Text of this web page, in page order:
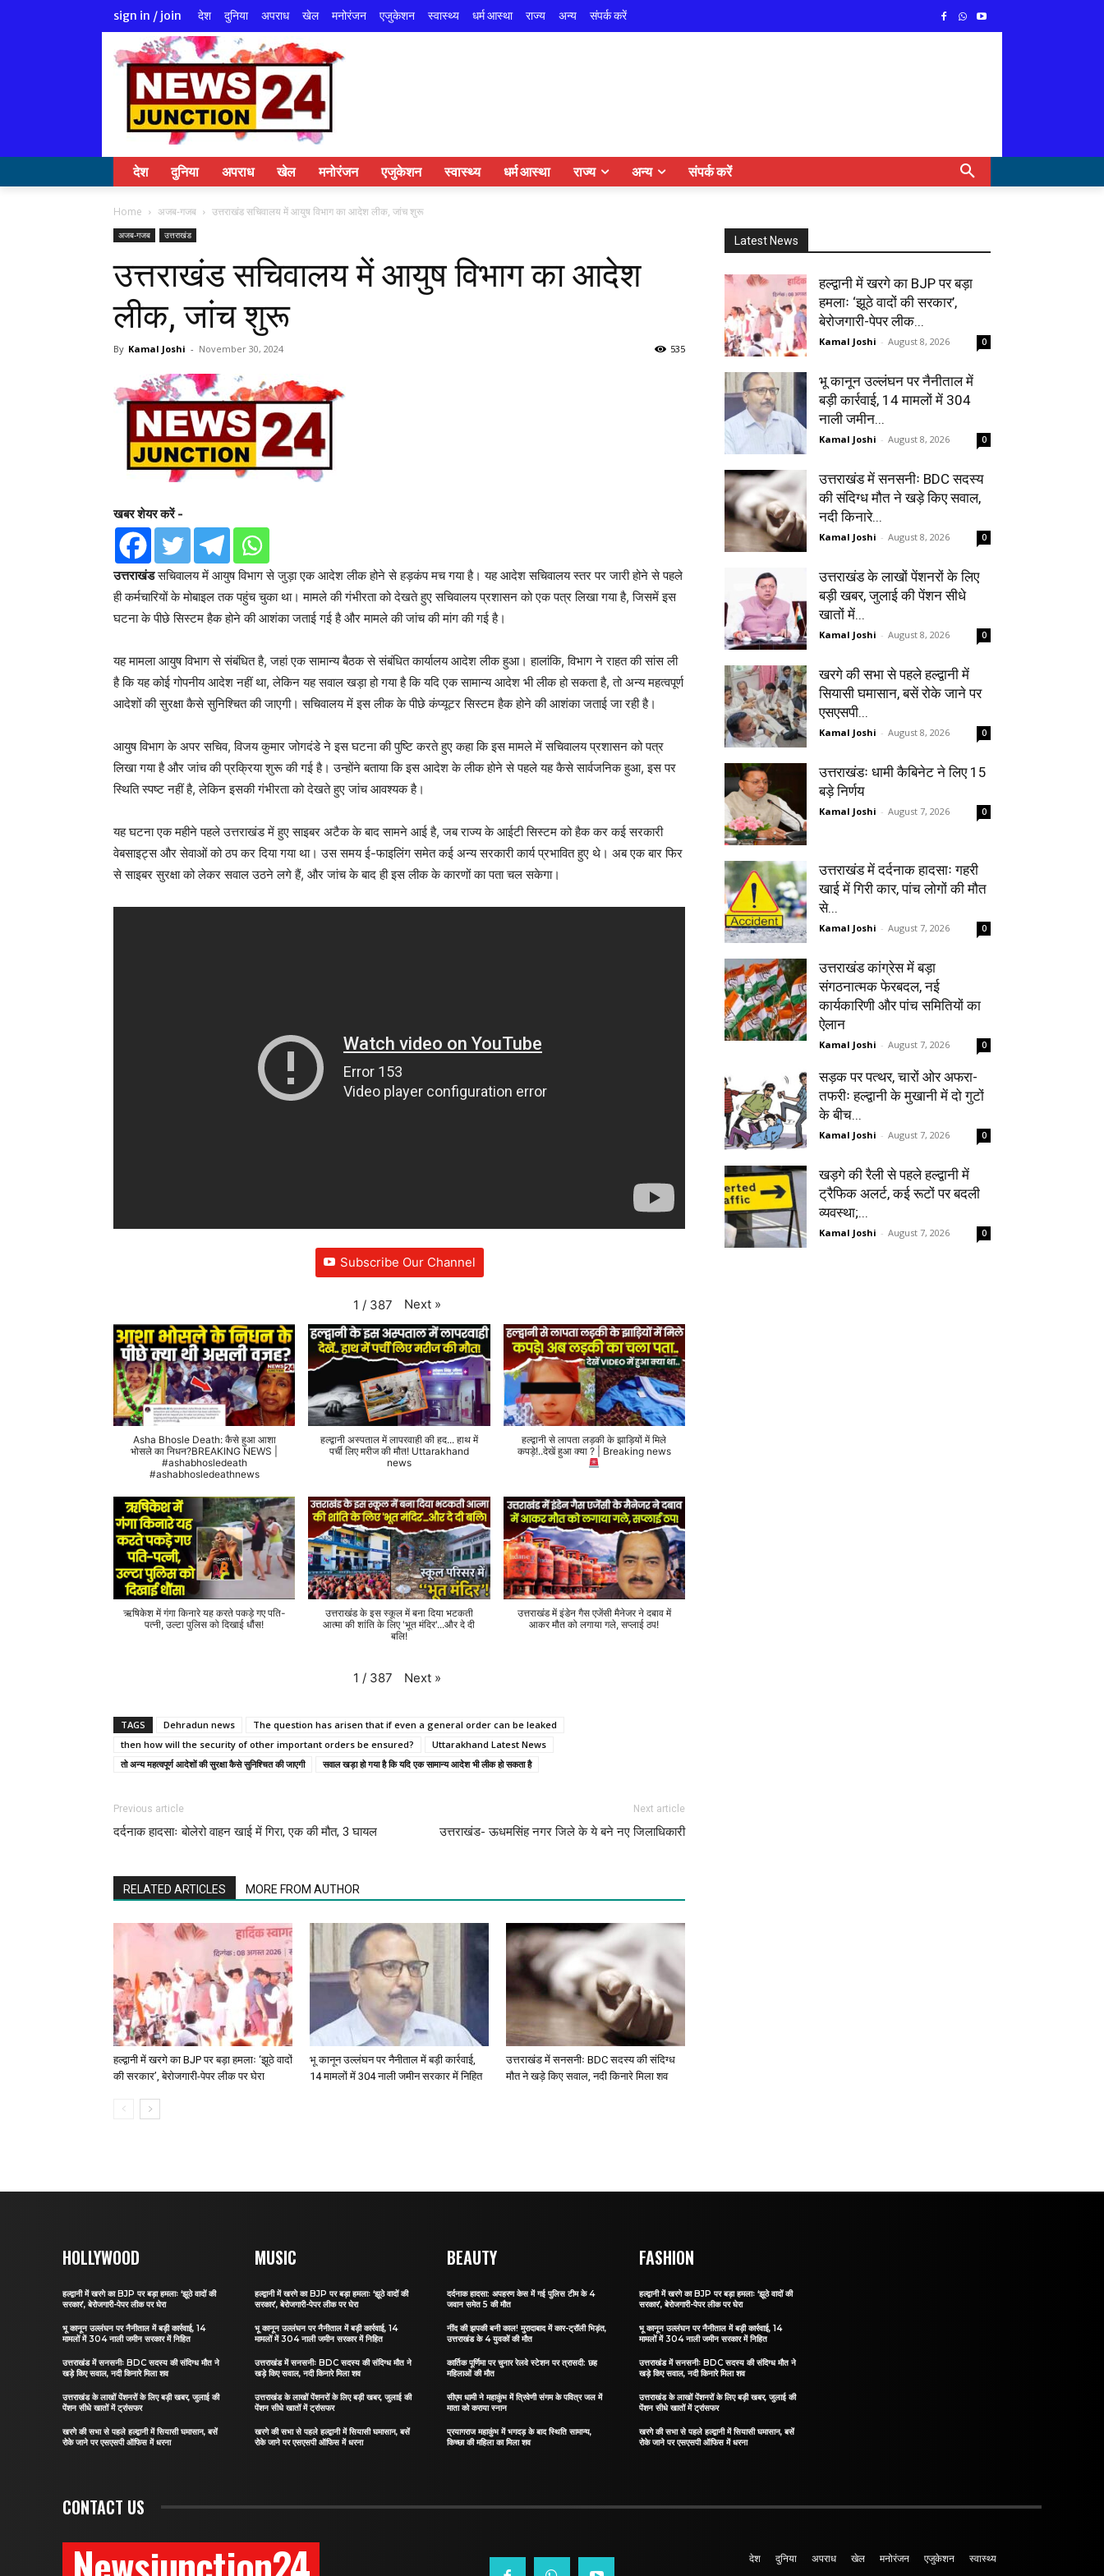
sign in / join देश दुनिया अपराध खेल मनोरंजन एजुकेशन स्वास्थ्य धर्म आस्था राज्य अन्य संपर्क करें
देश दुनिया अपराध खेल मनोरंजन एजुकेशन स्वास्थ्य धर्म आस्था राज्य अन्य संपर्क करें
Home अजब-गजब उत्तराखंड सचिवालय में आयुष विभाग का आदेश लीक, जांच शुरू
अजब-गजब उत्तराखंड
उत्तराखंड सचिवालय में आयुष विभाग का आदेश
लीक, जांच शुरू
By Kamal Joshi - November 30, 2024 535
खबर शेयर करें -
उत्तराखंडसचिवालय में आयुष विभाग से जुड़ा एक आदेश लीक होने से हड़कंप मच गया है। यह आदेश सचिवालय स्तर पर जारी होने से पहले
ही कर्मचारियों के मोबाइल तक पहुंच चुका था। मामले की गंभीरता को देखते हुए सचिवालय प्रशासन को एक पत्र लिखा गया है, जिसमें इस
घटना के पीछे सिस्टम हैक होने की आशंका जताई गई है और मामले की जांच की मांग की गई है।
यह मामला आयुष विभाग से संबंधित है, जहां एक सामान्य बैठक से संबंधित कार्यालय आदेश लीक हुआ। हालांकि, विभाग ने राहत की सांस ली
है कि यह कोई गोपनीय आदेश नहीं था, लेकिन यह सवाल खड़ा हो गया है कि यदि एक सामान्य आदेश भी लीक हो सकता है, तो अन्य महत्वपूर्ण
आदेशों की सुरक्षा कैसे सुनिश्चित की जाएगी। सचिवालय में इस लीक के पीछे कंप्यूटर सिस्टम हैक होने की आशंका जताई जा रही है।
आयुष विभाग के अपर सचिव, विजय कुमार जोगदंडे ने इस घटना की पुष्टि करते हुए कहा कि इस मामले में सचिवालय प्रशासन को पत्र
लिखा गया है और जांच की प्रक्रिया शुरू की गई है। उन्होंने बताया कि इस आदेश के लीक होने से पहले यह कैसे सार्वजनिक हुआ, इस पर
स्थिति स्पष्ट नहीं है, लेकिन इसकी गंभीरता को देखते हुए जांच आवश्यक है।
यह घटना एक महीने पहले उत्तराखंड में हुए साइबर अटैक के बाद सामने आई है, जब राज्य के आईटी सिस्टम को हैक कर कई सरकारी
वेबसाइट्स और सेवाओं को ठप कर दिया गया था। उस समय ई-फाइलिंग समेत कई अन्य सरकारी कार्य प्रभावित हुए थे। अब एक बार फिर
से साइबर सुरक्षा को लेकर सवाल उठने लगे हैं, और जांच के बाद ही इस लीक के कारणों का पता चल सकेगा।
Subscribe Our Channel
1 / 387 Next »
Asha Bhosle Death: कैसे हुआ आशा
भोसले का निधन?BREAKING NEWS |
#ashabhosledeath
#ashabhosledeathnews
हल्द्वानी अस्पताल में लापरवाही की हद... हाथ में
पर्ची लिए मरीज की मौत! Uttarakhand
news
हल्द्वानी से लापता लड़की के झाड़ियों में मिले
कपड़े!..देखें हुआ क्या ? | Breaking news
ऋषिकेश में गंगा किनारे यह करते पकड़े गए पति-
पत्नी, उल्टा पुलिस को दिखाई धौंस!
उत्तराखंड के इस स्कूल में बना दिया भटकती
आत्मा की शांति के लिए 'भूत मंदिर'...और दे दी
बलि!
उत्तराखंड में इंडेन गैस एजेंसी मैनेजर ने दबाव में
आकर मौत को लगाया गले, सप्लाई ठप!
1 / 387 Next »
TAGS Dehradun news
The question has arisen that if even a general order can be leaked
then how will the security of other important orders be ensured?
Uttarakhand Latest News
तो अन्य महत्वपूर्ण आदेशों की सुरक्षा कैसे सुनिश्चित की जाएगी
सवाल खड़ा हो गया है कि यदि एक सामान्य आदेश भी लीक हो सकता है
Previous article
दर्दनाक हादसाः बोलेरो वाहन खाई में गिरा, एक की मौत, 3 घायल
Next article
उत्तराखंड- ऊधमसिंह नगर जिले के ये बने नए जिलाधिकारी
RELATED ARTICLES MORE FROM AUTHOR
हल्द्वानी में खरगे का BJP पर बड़ा हमलाः ‘झूठे वादों
की सरकार’, बेरोजगारी-पेपर लीक पर घेरा
भू कानून उल्लंघन पर नैनीताल में बड़ी कार्रवाई,
14 मामलों में 304 नाली जमीन सरकार में निहित
उत्तराखंड में सनसनीः BDC सदस्य की संदिग्ध
मौत ने खड़े किए सवाल, नदी किनारे मिला शव
Latest News
हल्द्वानी में खरगे का BJP पर बड़ा
हमलाः ‘झूठे वादों की सरकार’,
बेरोजगारी-पेपर लीक...
Kamal Joshi - August 8, 2026 0
भू कानून उल्लंघन पर नैनीताल में
बड़ी कार्रवाई, 14 मामलों में 304
नाली जमीन...
Kamal Joshi - August 8, 2026 0
उत्तराखंड में सनसनीः BDC सदस्य
की संदिग्ध मौत ने खड़े किए सवाल,
नदी किनारे...
Kamal Joshi - August 8, 2026 0
उत्तराखंड के लाखों पेंशनरों के लिए
बड़ी खबर, जुलाई की पेंशन सीधे
खातों में...
Kamal Joshi - August 8, 2026 0
खरगे की सभा से पहले हल्द्वानी में
सियासी घमासान, बसें रोके जाने पर
एसएसपी...
Kamal Joshi - August 8, 2026 0
उत्तराखंडः धामी कैबिनेट ने लिए 15
बड़े निर्णय
Kamal Joshi - August 7, 2026 0
उत्तराखंड में दर्दनाक हादसाः गहरी
खाई में गिरी कार, पांच लोगों की मौत
से...
Kamal Joshi - August 7, 2026 0
उत्तराखंड कांग्रेस में बड़ा
संगठनात्मक फेरबदल, नई
कार्यकारिणी और पांच समितियों का
ऐलान
Kamal Joshi - August 7, 2026 0
सड़क पर पत्थर, चारों ओर अफरा-
तफरीः हल्द्वानी के मुखानी में दो गुटों
के बीच...
Kamal Joshi - August 7, 2026 0
खड़गे की रैली से पहले हल्द्वानी में
ट्रैफिक अलर्ट, कई रूटों पर बदली
व्यवस्था;...
Kamal Joshi - August 7, 2026 0
HOLLYWOOD
हल्द्वानी में खरगे का BJP पर बड़ा हमलाः ‘झूठे वादों की
सरकार’, बेरोजगारी-पेपर लीक पर घेरा
भू कानून उल्लंघन पर नैनीताल में बड़ी कार्रवाई, 14
मामलों में 304 नाली जमीन सरकार में निहित
उत्तराखंड में सनसनीः BDC सदस्य की संदिग्ध मौत ने
खड़े किए सवाल, नदी किनारे मिला शव
उत्तराखंड के लाखों पेंशनरों के लिए बड़ी खबर, जुलाई की
पेंशन सीधे खातों में ट्रांसफर
खरगे की सभा से पहले हल्द्वानी में सियासी घमासान, बसें
रोके जाने पर एसएसपी ऑफिस में धरना
MUSIC
हल्द्वानी में खरगे का BJP पर बड़ा हमलाः ‘झूठे वादों की
सरकार’, बेरोजगारी-पेपर लीक पर घेरा
भू कानून उल्लंघन पर नैनीताल में बड़ी कार्रवाई, 14
मामलों में 304 नाली जमीन सरकार में निहित
उत्तराखंड में सनसनीः BDC सदस्य की संदिग्ध मौत ने
खड़े किए सवाल, नदी किनारे मिला शव
उत्तराखंड के लाखों पेंशनरों के लिए बड़ी खबर, जुलाई की
पेंशन सीधे खातों में ट्रांसफर
खरगे की सभा से पहले हल्द्वानी में सियासी घमासान, बसें
रोके जाने पर एसएसपी ऑफिस में धरना
BEAUTY
दर्दनाक हादसा: अपहरण केस में गई पुलिस टीम के 4
जवान समेत 5 की मौत
नींद की झपकी बनी काल! मुरादाबाद में कार-ट्रॉली भिड़ंत,
उत्तराखंड के 4 युवकों की मौत
कार्तिक पूर्णिमा पर चुनार रेलवे स्टेशन पर त्रासदी: छह
महिलाओं की मौत
सीएम धामी ने महाकुंभ में त्रिवेणी संगम के पवित्र जल में
माता को कराया स्नान
प्रयागराज महाकुंभ में भगदड़ के बाद स्थिति सामान्य,
किच्छा की महिला का मिला शव
FASHION
हल्द्वानी में खरगे का BJP पर बड़ा हमलाः ‘झूठे वादों की
सरकार’, बेरोजगारी-पेपर लीक पर घेरा
भू कानून उल्लंघन पर नैनीताल में बड़ी कार्रवाई, 14
मामलों में 304 नाली जमीन सरकार में निहित
उत्तराखंड में सनसनीः BDC सदस्य की संदिग्ध मौत ने
खड़े किए सवाल, नदी किनारे मिला शव
उत्तराखंड के लाखों पेंशनरों के लिए बड़ी खबर, जुलाई की
पेंशन सीधे खातों में ट्रांसफर
खरगे की सभा से पहले हल्द्वानी में सियासी घमासान, बसें
रोके जाने पर एसएसपी ऑफिस में धरना
CONTACT US
देश दुनिया अपराध खेल मनोरंजन एजुकेशन स्वास्थ्य